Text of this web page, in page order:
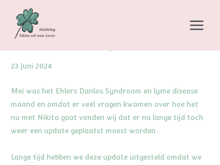
Update
23 juni 2024
Mei was het Ehlers Danlos Syndroom en lyme disease
maand en omdat er veel vragen kwamen over hoe het
nu met Nikita gaat vonden wij dat er na lange tijd toch
weer een update geplaatst moest worden.
Lange tijd hebben we deze update uitgesteld omdat we